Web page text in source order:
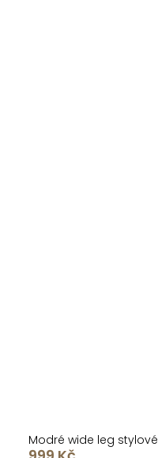
Modré wide leg